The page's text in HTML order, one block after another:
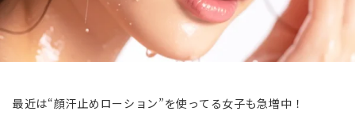
最近は“顔汗止めローション”を使ってる女子も急増中！